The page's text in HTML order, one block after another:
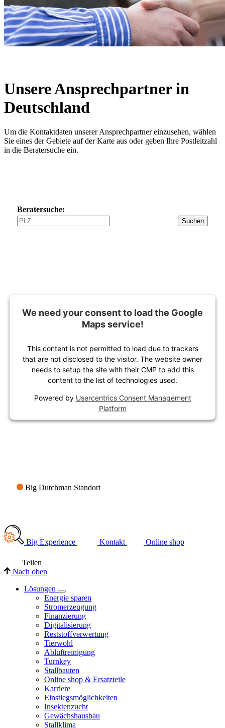
Unsere Ansprechpartner in
Deutschland
Um die Kontaktdaten unserer Ansprechpartner einzusehen, wählen
Sie eines der Gebiete auf der Karte aus oder geben Ihre Postleitzahl
in die Beratersuche ein.
Beratersuche:
Suchen
We need your consent to load the Google
Maps service!
This content is not permitted to load due to trackers
that are not disclosed to the visitor. The website owner
needs to setup the site with their CMP to add this
content to the list of technologies used.
Powered by Usercentrics Consent Management
Platform
Big Dutchman Standort
Big Experience Kontakt Online shop
Teilen
Nach oben
Lösungen
Energie sparen
Stromerzeugung
Finanzierung
Digitalisierung
Reststoffverwertung
Tierwohl
Abluftreinigung
Turnkey
Stallbauten
Online shop & Ersatzteile
Karriere
Einstiegsmöglichkeiten
Insektenzucht
Gewächshausbau
Stallklima